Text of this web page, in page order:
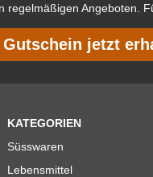
Angeboten.
Gutschein jetzt
KATEGORIEN
Süsswaren
Lebensmittel